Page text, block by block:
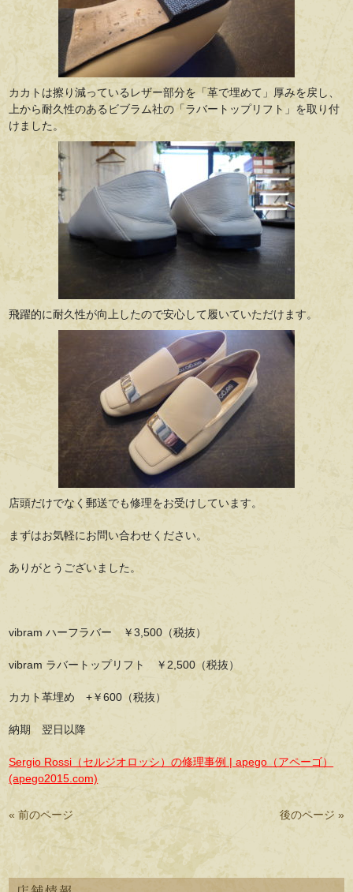
カカトは擦り減っているレザー部分を「革で埋めて」厚みを戻し、
上から耐久性のあるビブラム社の「ラバートップリフト」を取り付
けました。
飛躍的に耐久性が向上したので安心して履いていただけます。
店頭だけでなく郵送でも修理をお受けしています。
まずはお気軽にお問い合わせください。
ありがとうございました。
vibram ハーフラバー ￥3,500（税抜）
vibram ラバートップリフト ￥2,500（税抜）
カカト革埋め +￥600（税抜）
納期 翌日以降
Sergio Rossi（セルジオロッシ）の修理事例 | apego（アペーゴ）
(apego2015.com)
« 前のページ 後のページ »